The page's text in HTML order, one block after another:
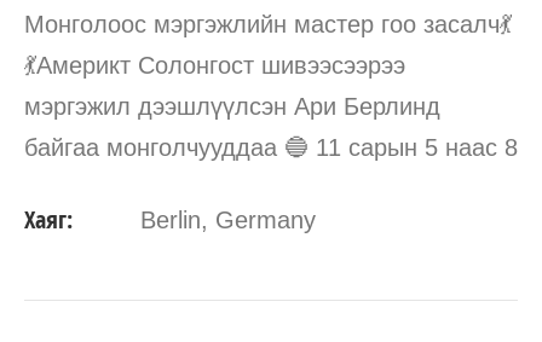
Монголоос мэргэжлийн мастер гоо засалч💃
💃Америкт Солонгост шивээсээрээ
мэргэжил дээшлүүлсэн Ари Берлинд
байгаа монголчууддаа 🔵 11 сарын 5 наас 8
6D шивээс,Hairstrokes 1RL 3RL хөмсөгний
Хаяг: Berlin, Germany